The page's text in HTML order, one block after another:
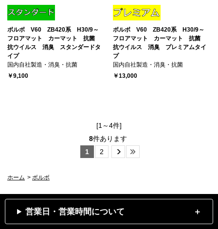
ボルボ V60 ZB420系 H30/9～
フロアマット カーマット 抗菌
抗ウイルス 消臭 スタンダードタ
イプ
国内自社製造・消臭・抗菌
￥9,100
ボルボ V60 ZB420系 H30/9～
フロアマット カーマット 抗菌
抗ウイルス 消臭 プレミアムタイ
プ
国内自社製造・消臭・抗菌
￥13,000
[1～4件]
8件あります
1
2
ホーム > ボルボ
営業日・営業時間について